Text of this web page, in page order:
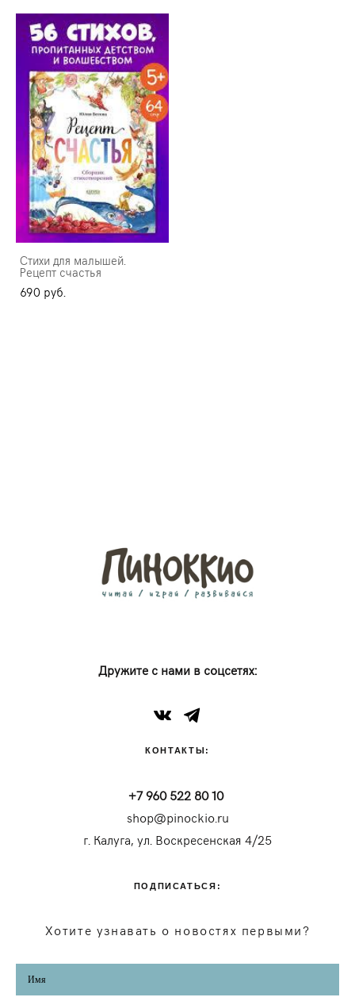
Стихи для малышей.
Рецепт счастья
690 pуб.
Дружите с нами в соцсетях:
КОНТАКТЫ:
+7 960 522 80 10
shop@pinockio.ru
г. Калуга, ул. Воскресенская 4/25
ПОДПИСАТЬСЯ:
Хотите узнавать о новостях первыми?